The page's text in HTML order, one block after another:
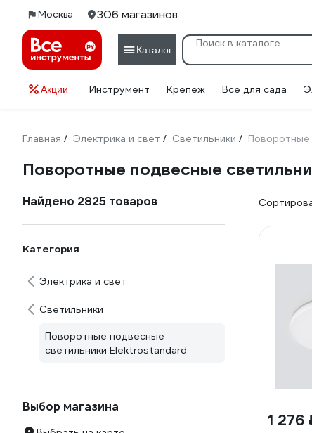
Москва 306 магазинов
Каталог
Акции Инструмент Крепеж Всё для сада
Главная / Электрика и свет / Светильники / Поворотные
Поворотные подвесные
Найдено 2825 товаров
Категория
Электрика и свет
Светильники
Поворотные подвесные
светильники Elektrostandard
Выбор магазина
1 276